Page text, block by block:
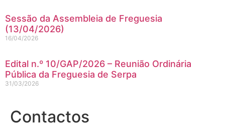
Sessão da Assembleia de Freguesia
(13/04/2026)
16/04/2026
Edital n.º 10/GAP/2026 – Reunião Ordinária
Pública da Freguesia de Serpa
31/03/2026
Contactos